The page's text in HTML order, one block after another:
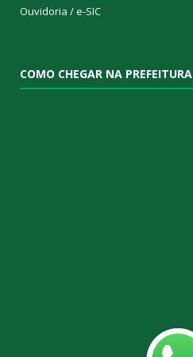
Ouvidoria /e-SIC
COMO CHEGAR NA PREFEITURA